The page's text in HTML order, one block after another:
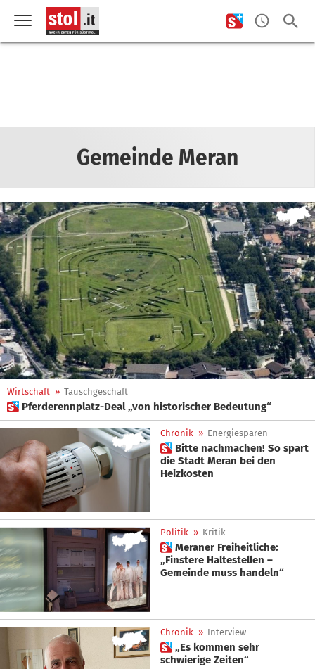
Gemeinde Meran
Wirtschaft » Tauschgeschäft
 Pferderennplatz-Deal „von historischer Bedeutung“
Chronik » Energiesparen
 Bitte nachmachen! So spart
die Stadt Meran bei den
Heizkosten
Politik » Kritik
 Meraner Freiheitliche:
„Finstere Haltestellen –
Gemeinde muss handeln“
Chronik » Interview
 „Es kommen sehr
schwierige Zeiten“